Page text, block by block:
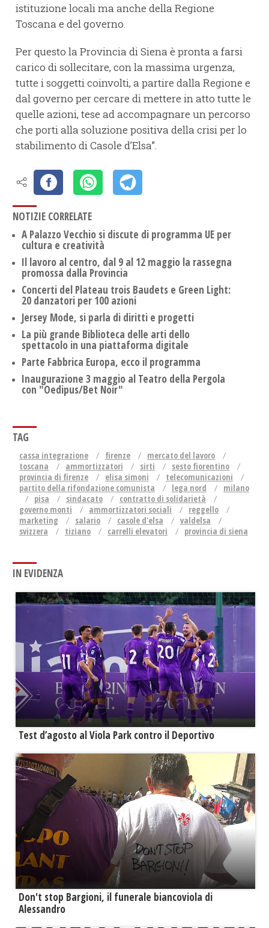
istituzione locali ma anche della Regione
Toscana e del governo.
Per questo la Provincia di Siena è pronta a farsi
carico di sollecitare, con la massima urgenza,
tutte i soggetti coinvolti, a partire dalla Regione e
dal governo per cercare di mettere in atto tutte le
quelle azioni, tese ad accompagnare un percorso
che porti alla soluzione positiva della crisi per lo
stabilimento di Casole d’Elsa”.
NOTIZIE CORRELATE
A Palazzo Vecchio si discute di programma UE per
cultura e creatività
Il lavoro al centro, dal 9 al 12 maggio la rassegna
promossa dalla Provincia
Concerti del Plateau trois Baudets e Green Light:
20 danzatori per 100 azioni
Jersey Mode, si parla di diritti e progetti
La più grande Biblioteca delle arti dello
spettacolo in una piattaforma digitale
Parte Fabbrica Europa, ecco il programma
Inaugurazione 3 maggio al Teatro della Pergola
con "Oedipus/Bet Noir"
TAG
cassa integrazione firenze
mercato del lavoro
toscana
ammortizzatori sirti
sesto fiorentino
provincia di firenze
elisa simoni
telecomunicazioni
partito della rifondazione comunista
lega nord
milano
pisa
sindacato
contratto di solidarietà
governo monti
ammortizzatori sociali
reggello
marketing
salario casole d'elsa
valdelsa
svizzera
tiziano carrelli elevatori provincia di siena
IN EVIDENZA
Test d’agosto al Viola Park contro il Deportivo
Don't stop Bargioni, il funerale biancoviola di
Alessandro